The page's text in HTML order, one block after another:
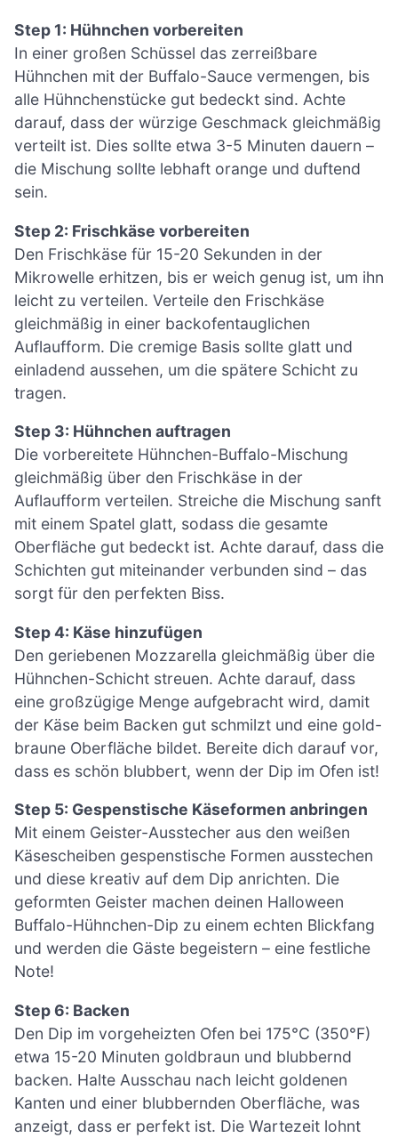
Step 1: Hühnchen vorbereiten
In einer großen Schüssel das zerreißbare
Hühnchen mit der Buffalo-Sauce vermengen, bis
alle Hühnchenstücke gut bedeckt sind. Achte
darauf, dass der würzige Geschmack gleichmäßig
verteilt ist. Dies sollte etwa 3-5 Minuten dauern –
die Mischung sollte lebhaft orange und duftend
sein.
Step 2: Frischkäse vorbereiten
Den Frischkäse für 15-20 Sekunden in der
Mikrowelle erhitzen, bis er weich genug ist, um ihn
leicht zu verteilen. Verteile den Frischkäse
gleichmäßig in einer backofentauglichen
Auflaufform. Die cremige Basis sollte glatt und
einladend aussehen, um die spätere Schicht zu
tragen.
Step 3: Hühnchen auftragen
Die vorbereitete Hühnchen-Buffalo-Mischung
gleichmäßig über den Frischkäse in der
Auflaufform verteilen. Streiche die Mischung sanft
mit einem Spatel glatt, sodass die gesamte
Oberfläche gut bedeckt ist. Achte darauf, dass die
Schichten gut miteinander verbunden sind – das
sorgt für den perfekten Biss.
Step 4: Käse hinzufügen
Den geriebenen Mozzarella gleichmäßig über die
Hühnchen-Schicht streuen. Achte darauf, dass
eine großzügige Menge aufgebracht wird, damit
der Käse beim Backen gut schmilzt und eine gold-
braune Oberfläche bildet. Bereite dich darauf vor,
dass es schön blubbert, wenn der Dip im Ofen ist!
Step 5: Gespenstische Käseformen anbringen
Mit einem Geister-Ausstecher aus den weißen
Käsescheiben gespenstische Formen ausstechen
und diese kreativ auf dem Dip anrichten. Die
geformten Geister machen deinen Halloween
Buffalo-Hühnchen-Dip zu einem echten Blickfang
und werden die Gäste begeistern – eine festliche
Note!
Step 6: Backen
Den Dip im vorgeheizten Ofen bei 175°C (350°F)
etwa 15-20 Minuten goldbraun und blubbernd
backen. Halte Ausschau nach leicht goldenen
Kanten und einer blubbernden Oberfläche, was
anzeigt, dass er perfekt ist. Die Wartezeit lohnt